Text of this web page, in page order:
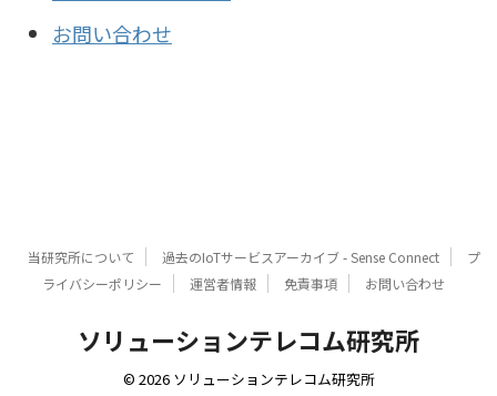
お問い合わせ
当研究所について 過去のIoTサービスアーカイブ - Sense Connect
プ
ライバシーポリシー
運営者情報 免責事項 お問い合わせ
ソリューションテレコム研究所
© 2026 ソリューションテレコム研究所